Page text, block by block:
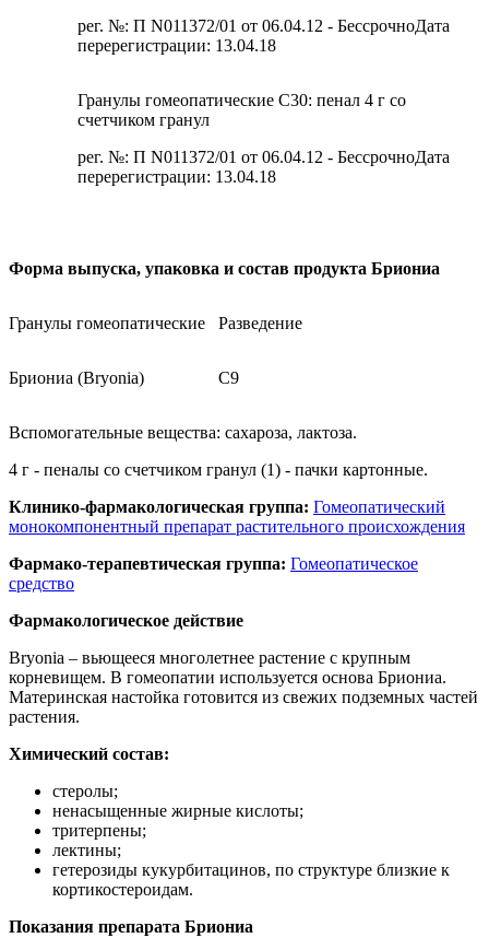
рег. №: П N011372/01 от 06.04.12 - БессрочноДата
перерегистрации: 13.04.18
Гранулы гомеопатические C30: пенал 4 г со
счетчиком гранул
рег. №: П N011372/01 от 06.04.12 - БессрочноДата
перерегистрации: 13.04.18
Форма выпуска, упаковка и состав продукта Бриониа
Гранулы гомеопатические Разведение
Бриониа (Bryonia) C9
Вспомогательные вещества: сахароза, лактоза.
4 г - пеналы со счетчиком гранул (1) - пачки картонные.
Клинико-фармакологическая группа: Гомеопатический
монокомпонентный препарат растительного происхождения
Фармако-терапевтическая группа: Гомеопатическое
средство
Фармакологическое действие
Bryonia – вьющееся многолетнее растение с крупным
корневищем. В гомеопатии используется основа Бриониа.
Материнская настойка готовится из свежих подземных частей
растения.
Химический состав:
стеролы;
ненасыщенные жирные кислоты;
тритерпены;
лектины;
гетерозиды кукурбитацинов, по структуре близкие к
кортикостероидам.
Показания препарата Бриониа